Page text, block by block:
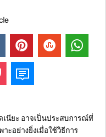
นียะ อาจเป็นประสบการณ์ที่
ะอย่างยิ่งเมื่อใช้วิธีการ